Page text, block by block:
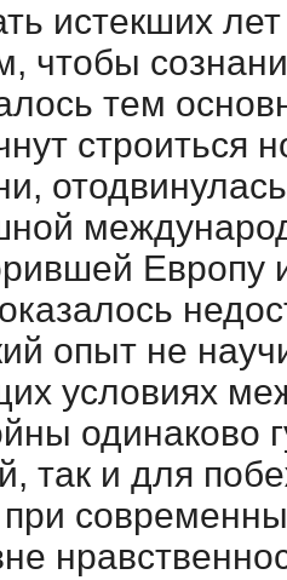
истекших
чтобы
тем
строиться
Европу
опыт не
условиях
одинаково
так и для